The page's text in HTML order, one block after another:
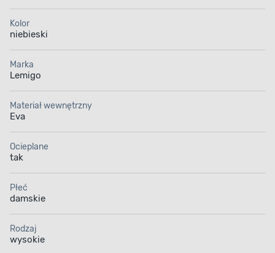
Kolor
niebieski
Marka
Lemigo
Materiał wewnętrzny
Eva
Ocieplane
tak
Płeć
damskie
Rodzaj
wysokie